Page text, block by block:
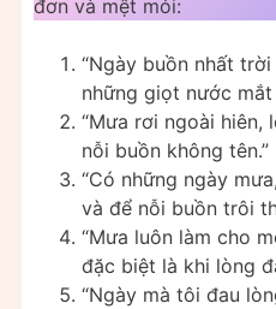
đơn và mệt mỏi:
“Ngày buồn nhất
những giọt nước mắt
“Mưa rơi ngoài
nỗi buồn không tên.”
“Có những ngày
và để nỗi buồn trôi
“Mưa luôn làm cho
đặc biệt là khi lòng
“Ngày mà tôi đau